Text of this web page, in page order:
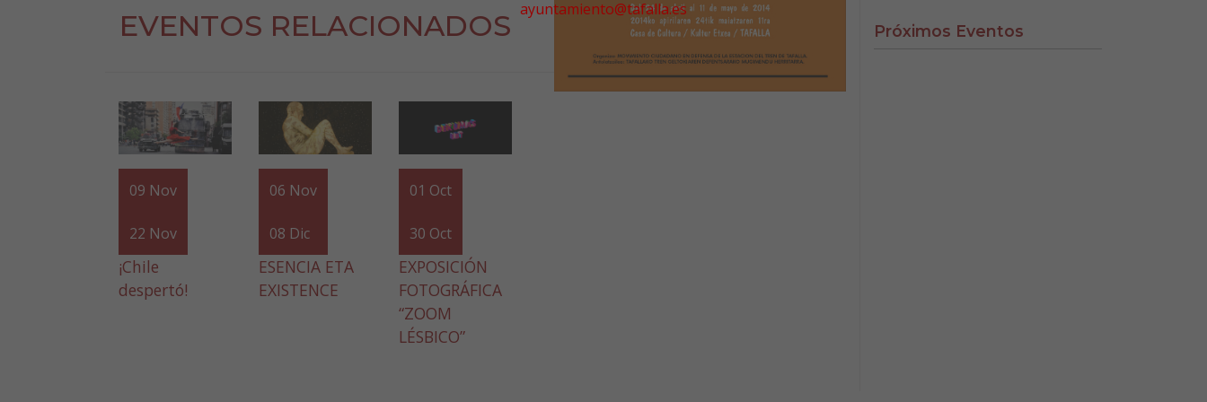
ayuntamiento@tafalla.es
EVENTOS RELACIONADOS
09 Nov
22 Nov
¡Chile
despertó!
06 Nov
08 Dic
ESENCIA ETA
EXISTENCE
01 Oct
30 Oct
EXPOSICIÓN
FOTOGRÁFICA
“ZOOM
LÉSBICO”
Próximos Eventos